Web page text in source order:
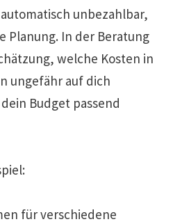
unbezahlbar,
Planung. In der Beratung
welche Kosten in
ungefähr auf dich
Budget passend
für verschiedene